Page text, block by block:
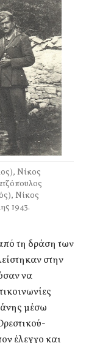
Νίκος
Νίκος
1943.
τη δράση των
στην
να
μέσω
έλεγχο και